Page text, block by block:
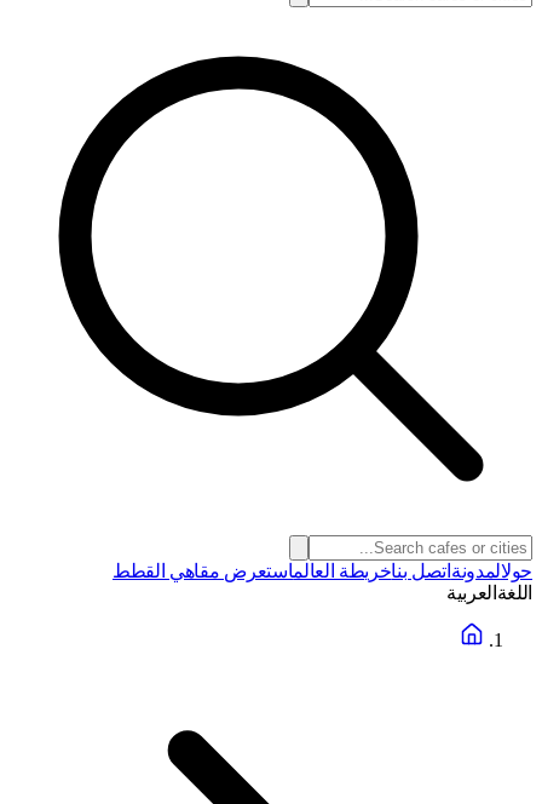
حولالمدونة اتصل بناخريطة العالماستعرض مقاهي القطط
اللغة العربية